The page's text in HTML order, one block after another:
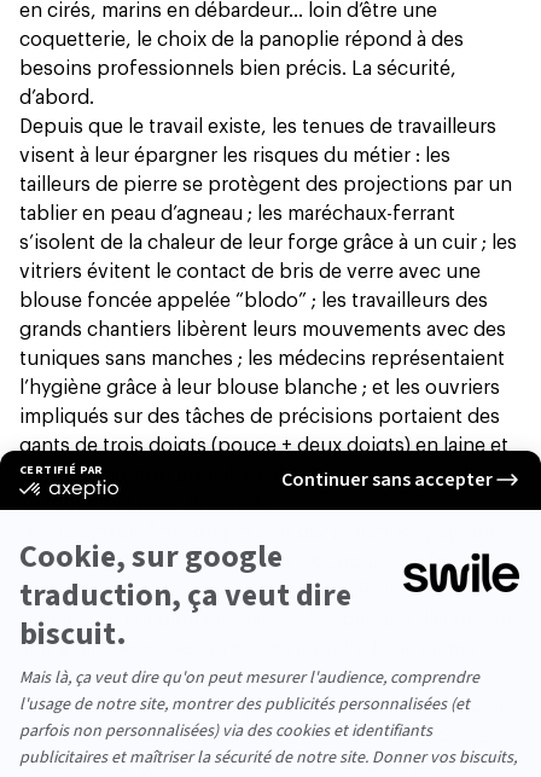
en cirés, marins en débardeur… loin d’être une
coquetterie, le choix de la panoplie répond à des
besoins professionnels bien précis. La sécurité,
d’abord.
Depuis que le travail existe, les tenues de travailleurs
visent à leur épargner les risques du métier : les
tailleurs de pierre se protègent des projections par un
tablier en peau d’agneau ; les maréchaux-ferrant
s’isolent de la chaleur de leur forge grâce à un cuir ; les
vitriers évitent le contact de bris de verre avec une
blouse foncée appelée “blodo” ; les travailleurs des
grands chantiers libèrent leurs mouvements avec des
tuniques sans manches ; les médecins représentaient
l’hygiène grâce à leur blouse blanche ; et les ouvriers
impliqués sur des tâches de précisions portaient des
gants de trois doigts (pouce + deux doigts) en laine et
peau de mouton pour être plus minutieux.
La tenue fait aussi le statut.
en robes grises —une couleur peu coûteuse faite à
partir d’écorce d’arbre— des nobles vêtus d’étoffes
précieuses et colorées. Les années passant, la couleur
sert à distinguer les fonctions au sein d’une même
entreprise —chemises et hauts blancs pour les
travailleurs les plus haut placés— mais aussi à séparer
les différents corps de métiers : vert et brun pour les
agriculteurs, gris pour les ouvriers, et bleu pour